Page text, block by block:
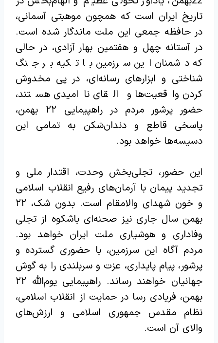
تاریخ ایران است که همچون موهبتی آسمانی،
در حافظه جمعی این ملت ماندگار شده است.
در آستانه چهل و هفتمین بهار آزادی، در حالی
که دشمنان این سرزمین با تکیه بر جنگ
شناختی و ابزارهای رسانه‌ای، در پی مخدوش
کردن واقعیت‌ها و القای ناامیدی هستند،
حضور پرشور مردم در راهپیمایی ۲۲ بهمن،
پاسخی قاطع و دندان‌شکن به تمامی این
دسیسه‌ها خواهد بود.
این حضور، تجلی‌بخش وحدت، اقتدار ملی و
تجدید پیمان با آرمان‌های رفیع انقلاب اسلامی
و خون شهدای والامقام است. بدون شک، ۲۲
بهمن سال جاری نیز صحنه‌ای باشکوه از تجلی
وفاداری و هوشیاری ملت ایران خواهد بود.
مردم آگاه این سرزمین، با حضوری گسترده و
پرشور، پیام پایداری، عزت و سربلندی را به گوش
جهانیان خواهند رساند. راهپیمایی یوم‌الله ۲۲
بهمن، فریادی رسا در حمایت از انقلاب اسلامی،
نظام مقدس جمهوری اسلامی و ارزش‌های
والای آن است.